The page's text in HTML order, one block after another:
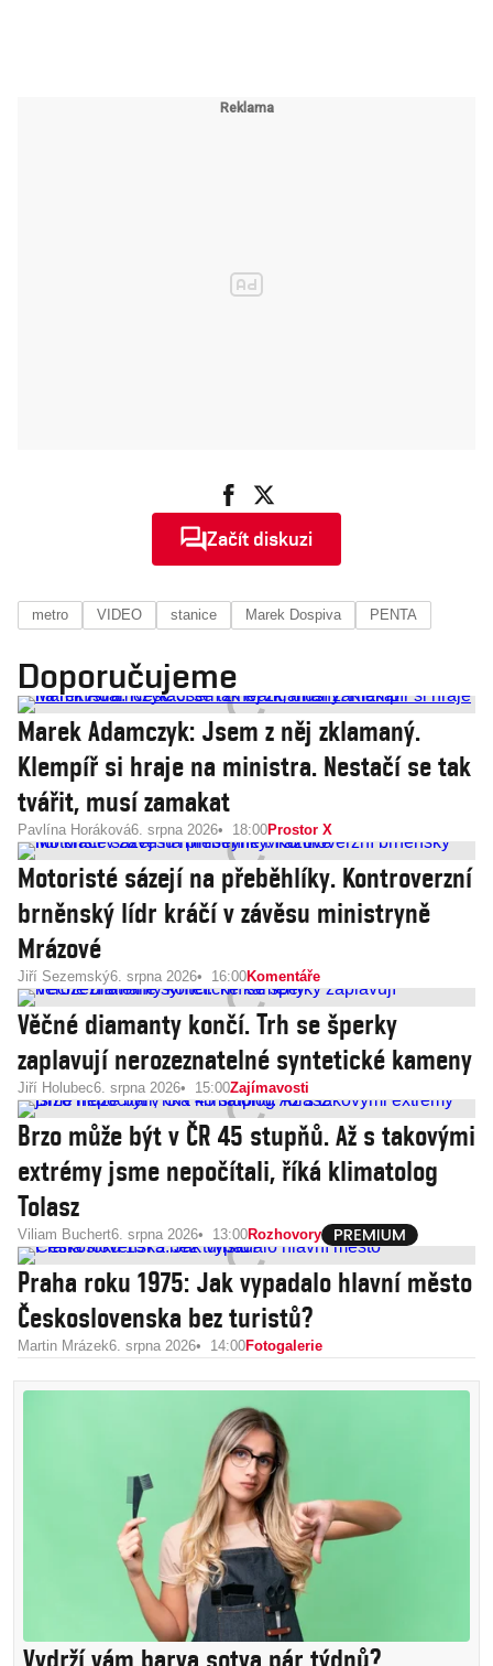
Začít diskuzi
metro VIDEO stanice Marek Dospiva PENTA
Doporučujeme
Marek Adamczyk: Jsem z něj zklamaný.
Klempíř si hraje na ministra. Nestačí se tak
tvářit, musí zamakat
Pavlína Horáková6. srpna 2026 18:00Prostor X
Motoristé sázejí na přeběhlíky. Kontroverzní
brněnský lídr kráčí v závěsu ministryně
Mrázové
Jiří Sezemský6. srpna 2026 16:00Komentáře
Věčné diamanty končí. Trh se šperky
zaplavují nerozeznatelné syntetické kameny
Jiří Holubec6. srpna 2026 15:00Zajímavosti
Brzo může být v ČR 45 stupňů. Až s takovými
extrémy jsme nepočítali, říká klimatolog
Tolasz
Viliam Buchert6. srpna 2026 13:00Rozhovory
Praha roku 1975: Jak vypadalo hlavní město
Československa bez turistů?
Martin Mrázek6. srpna 2026 14:00Fotogalerie